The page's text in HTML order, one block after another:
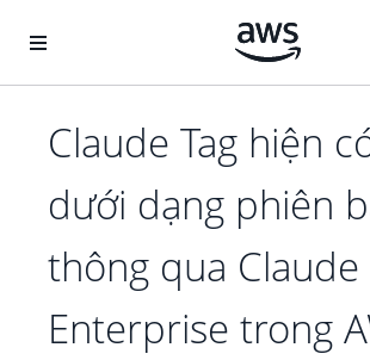
Claude Tag hiện
dưới dạng phiên
thông qua Claude
Enterprise trong